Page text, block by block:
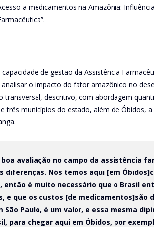
a medicamentos na Amazônia:
de gestão da Assistência
o impacto do fator amazônico no
transversal, descritivo, com abordagem
três municípios do estado, além de Óbidos, a
avaliação no campo da assistência
diferenças. Nós temos aqui [em
então é muito necessário que o Brasil
e que os custos [de medicamentos]são
São Paulo, é um valor, e essa mesma
para chegar aqui em Óbidos, por